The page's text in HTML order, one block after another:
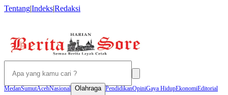
Tentang|Indeks|Redaksi
MedanSumutAcehNasional Olahraga PendidikanOpiniGaya HidupEkonomiEditorial